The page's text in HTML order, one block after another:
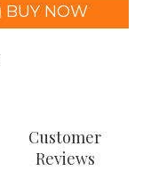
BUY NOW
Customer
Reviews